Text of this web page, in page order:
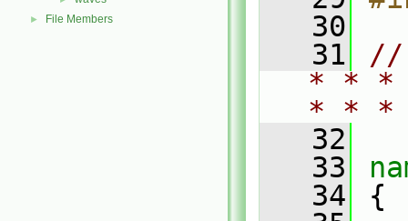
► File Members
   30
   31
//
* * *
* *
   32
   33
   34
{